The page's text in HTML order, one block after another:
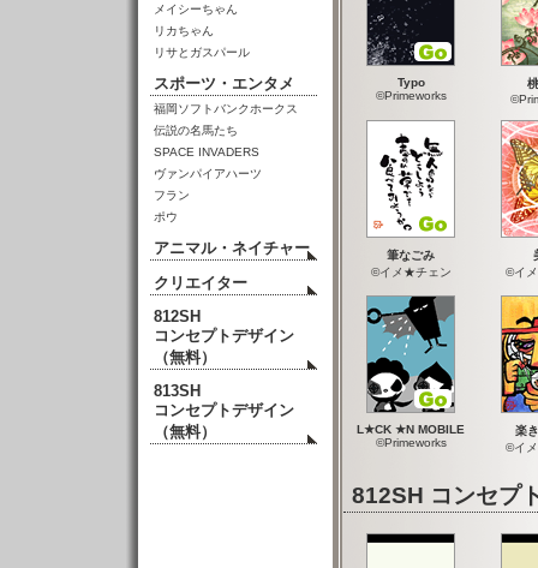
Typo
©Primeworks
筆なごみ
©イメ★チェン
©イ
L★CK ★N MOBILE
©Primeworks
楽
©イ
812SH コンセ
メイシーちゃん
リカちゃん
リサとガスパール
スポーツ・エンタメ
福岡ソフトバンクホークス
伝説の名馬たち
SPACE INVADERS
ヴァンパイアハーツ
フラン
ポウ
アニマル・ネイチャー
クリエイター
812SH
コンセプトデザイン
（無料）
813SH
コンセプトデザイン
（無料）